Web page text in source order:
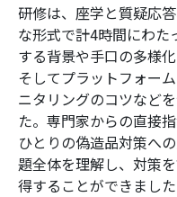
研修は、座学と質疑応
な形式で計4時間にわた
する背景や手口の多様
そしてプラットフォー
ニタリングのコツなど
た。専門家からの直接
ひとりの偽造品対策へ
題全体を理解し、対策
得することができました